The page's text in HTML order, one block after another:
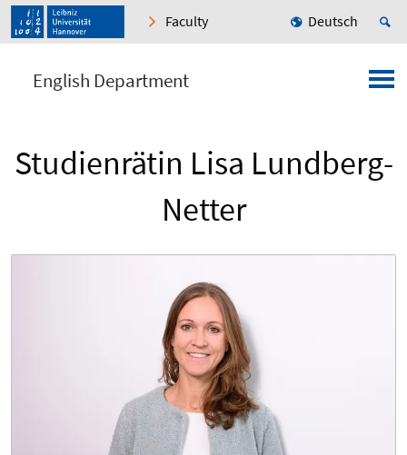
Faculty Deutsch
English Department
Studienrätin Lisa Lundberg-
Netter